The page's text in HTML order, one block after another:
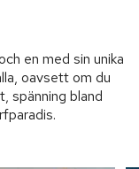
en med sin unika
oavsett om du
spänning bland